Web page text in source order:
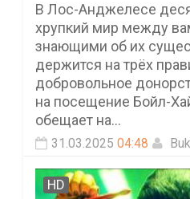
В Лос-Анджелесе
хрупкий мир между
знающими об их
держится на трёх
добровольное
на посещение Бойл-
обещает на...
31.03.2025 04:48
HD